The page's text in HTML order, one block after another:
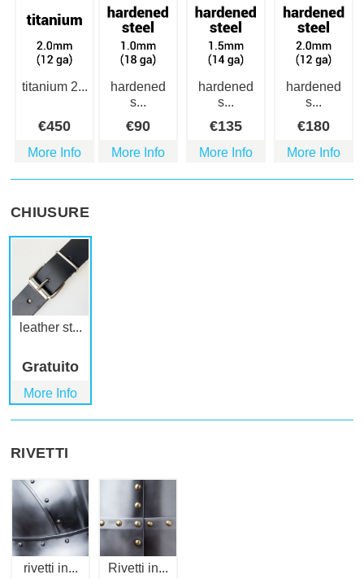
titanium 2...
€450
More Info
hardened
s...
€90
More Info
hardened
s...
€135
More Info
hardened
s...
€180
More Info
CHIUSURE
leather st...
Gratuito
More Info
RIVETTI
rivetti in... Rivetti in...